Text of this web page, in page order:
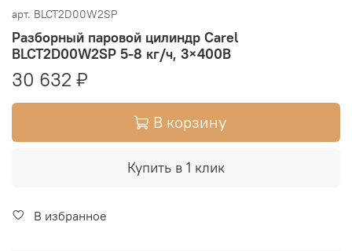
арт. BLCT2D00W2SP
Разборный паровой цилиндр Carel
BLCT2D00W2SP 5-8 кг/ч, 3×400В
30 632 ₽
В корзину
Купить в 1 клик
В избранное